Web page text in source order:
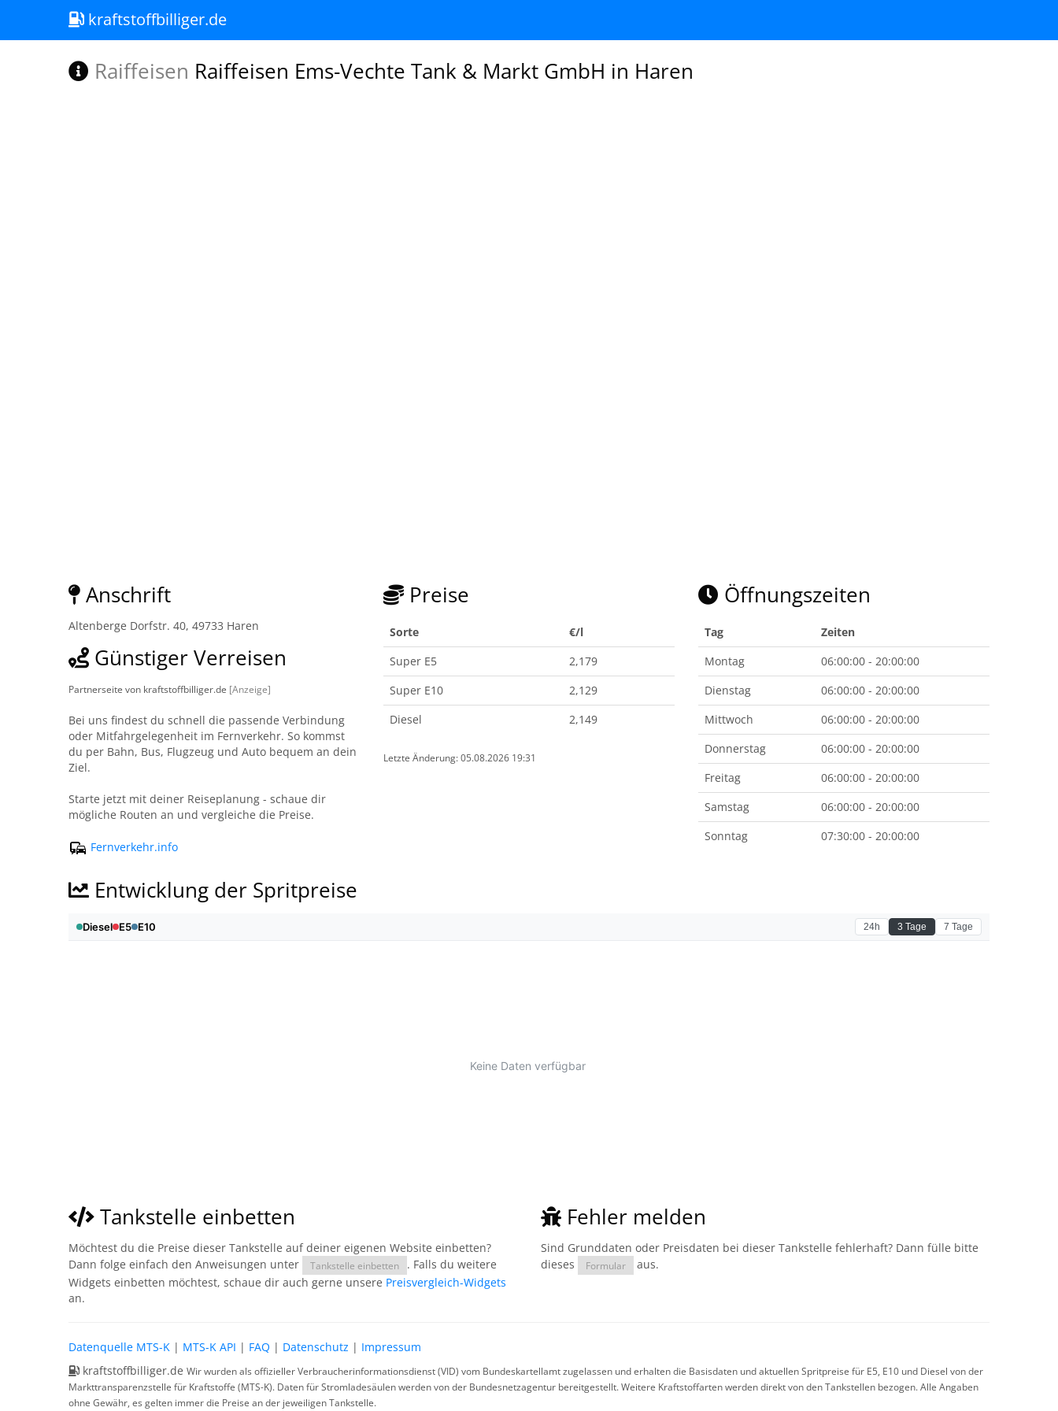
kraftstoffbilliger.de
Raiffeisen Raiffeisen Ems-Vechte Tank & Markt GmbH in Haren
Anschrift
Altenberge Dorfstr. 40, 49733 Haren
Günstiger Verreisen
Partnerseite von kraftstoffbilliger.de [Anzeige]
Bei uns findest du schnell die passende Verbindung
oder Mitfahrgelegenheit im Fernverkehr. So kommst
du per Bahn, Bus, Flugzeug und Auto bequem an dein
Ziel.
Starte jetzt mit deiner Reiseplanung - schaue dir
mögliche Routen an und vergleiche die Preise.
Fernverkehr.info
Preise
Sorte
€/l
Super E5
2,179
Super E10
2,129
Diesel
2,149
Letzte Änderung: 05.08.2026 19:31
Öffnungszeiten
Tag
Zeiten
Montag
06:00:00 - 20:00:00
Dienstag
06:00:00 - 20:00:00
Mittwoch
06:00:00 - 20:00:00
Donnerstag
06:00:00 - 20:00:00
Freitag
06:00:00 - 20:00:00
Samstag
06:00:00 - 20:00:00
Sonntag
07:30:00 - 20:00:00
Entwicklung der Spritpreise
Tankstelle einbetten
Möchtest du die Preise dieser Tankstelle auf deiner eigenen Website einbetten?
Dann folge einfach den Anweisungen unter
Tankstelle einbetten
. Falls du weitere
Widgets einbetten möchtest, schaue dir auch gerne unsere Preisvergleich-Widgets
an.
Fehler melden
Sind Grunddaten oder Preisdaten bei dieser Tankstelle fehlerhaft? Dann fülle bitte
dieses
Formular aus.
Datenquelle MTS-K | MTS-K API | FAQ | Datenschutz | Impressum
kraftstoffbilliger.de Wir wurden als offizieller Verbraucherinformationsdienst (VID) vom Bundeskartellamt zugelassen und erhalten die Basisdaten und aktuellen Spritpreise für E5, E10 und Diesel von der
Markttransparenzstelle für Kraftstoffe (MTS-K). Daten für Stromladesäulen werden von der Bundesnetzagentur bereitgestellt. Weitere Kraftstoffarten werden direkt von den Tankstellen bezogen. Alle Angaben
ohne Gewähr, es gelten immer die Preise an der jeweiligen Tankstelle.